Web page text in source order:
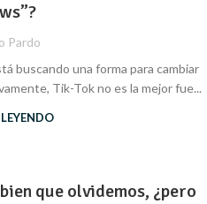
Pardo
buscando una forma para cambiar
Tik-Tok no es la mejor fue...
que olvidemos, ¿pero